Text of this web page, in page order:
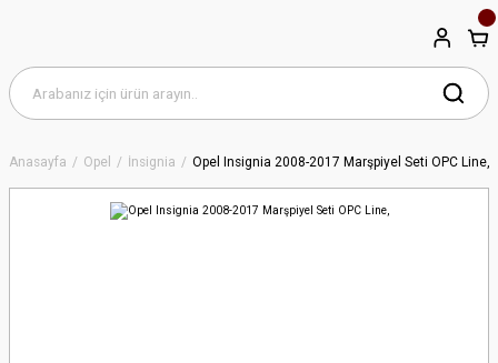
Anasayfa Opel İnsignia Opel Insignia 2008-2017 Marşpiyel Seti OPC Line,